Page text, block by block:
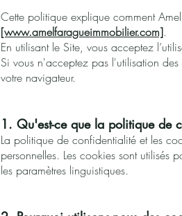
Cette politique explique comment
[www.amelfaragueimmobilier.com].
En utilisant le Site, vous acceptez
Si vous n'acceptez pas l'utilisation
votre navigateur.
1. Qu'est-ce que la politique de
La politique de confidentialité et les
personnelles. Les cookies sont utilisés
les paramètres linguistiques.